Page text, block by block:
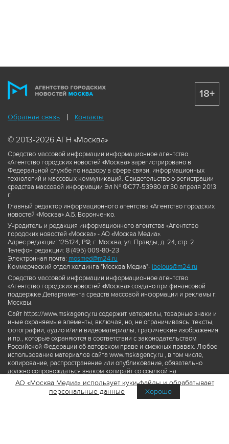
Обратная связь Контакты
© 2013-2026 АГН «Москва»
Средство массовой информации информационное агентство
«Агентство городских новостей «Москва» зарегистрировано в
Федеральной службе по надзору в сфере связи, информационных
технологий и массовых коммуникаций. Свидетельство о регистрации
средства массовой информации Эл № ФС77-53980 от 30 апреля 2013
г.
Главный редактор информационного агентства «Агентство городских
новостей «Москва» А.Б. Воронченко.
Учредитель и редакция информационного агентства «Агентство
городских новостей «Москва» - АО «Москва Медиа».
Адрес редакции: 125124, РФ, г. Москва, ул. Правды, д. 24, стр. 2
Телефон редакции: 8 (495) 009-80-23
Электронная почта: mosmed@m24.ru
Коммерческий отдел холдинга "Москва Медиа"- ibelous@m24.ru
Средство массовой информации информационное агентство
«Агентство городских новостей «Москва» создано при финансовой
поддержке Департамента средств массовой информации и рекламы г.
Москвы.
Сайт https://www.mskagency.ru содержит материалы, товарные знаки и
иные охраняемые элементы, включая, но, не ограничиваясь: тексты,
фотографии, аудио и/или видеоматериалы, графические изображения
и пр., которые охраняются в соответствии с законодательством
Российской Федерации об авторском праве и смежных правах. Любое
использование материалов сайта www.mskagency.ru , в том числе,
копирование, распространение или опубликование, обязательно
должно сопровождаться знаком копирайт со ссылкой на
правообладателя © АО «Москва Медиа», а также гиперссылкой на сайт
www.mskagency.ru как на первоисточник информации. Переработка
материалов сайта www.mskagency.ru не допускается.
18+
АО «Москва Медиа» использует куки-файлы и обрабатывает
персональные данные
Хорошо